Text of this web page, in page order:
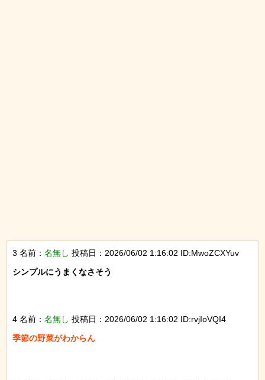
3 名前： 名無し 投稿日：2026/06/02 1:16:02 ID:MwoZCXYuv
シンプルにうまくなさそう
4 名前： 名無し 投稿日：2026/06/02 1:16:02 ID:rvjIoVQI4
季節の野菜がわからん